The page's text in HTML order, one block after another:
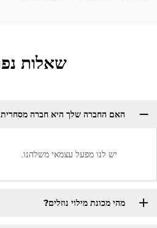
שאלות
האם החברה שלך היא חברה
יש לנו מפעל עצמאי משלהנו.
מהי מכונת מילוי נוזלים?